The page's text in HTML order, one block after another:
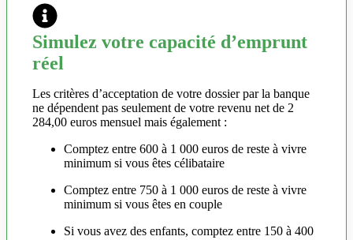
Simulez votre capacité d’emprunt
réel
Les critères d’acceptation de votre dossier par la banque
ne dépendent pas seulement de votre revenu net de 2
284,00 euros mensuel mais également :
Comptez entre 600 à 1 000 euros de reste à vivre
minimum si vous êtes célibataire
Comptez entre 750 à 1 000 euros de reste à vivre
minimum si vous êtes en couple
Si vous avez des enfants, comptez entre 150 à 400